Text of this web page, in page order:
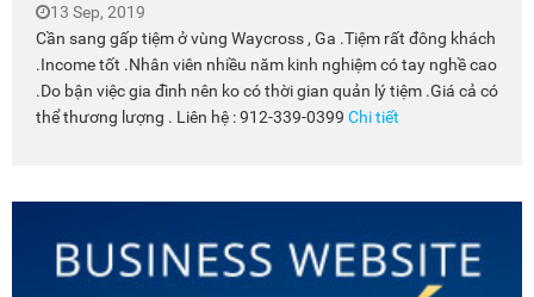
13 Sep, 2019
Cần sang gấp tiệm ở vùng Waycross , Ga .Tiệm rất đông khách
.Income tốt .Nhân viên nhiều năm kinh nghiệm có tay nghề cao
.Do bận việc gia đình nên ko có thời gian quản lý tiệm .Giá cả có
thể thương lượng . Liên hệ : 912-339-0399 Chi tiết